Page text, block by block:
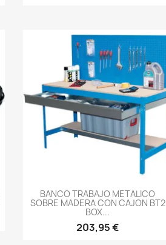
-->
BANCO TRABAJO METALICO
SOBRE MADERA CON CAJON BT2
BOX...
203,95 €